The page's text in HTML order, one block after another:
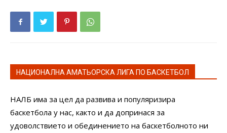
НАЦИОНАЛНА АМАТЬОРСКА ЛИГА ПО БАСКЕТБОЛ
НАЛБ има за цел да развива и популяризира
баскетбола у нас, както и да допринася за
удоволствието и обединението на баскетболното ни